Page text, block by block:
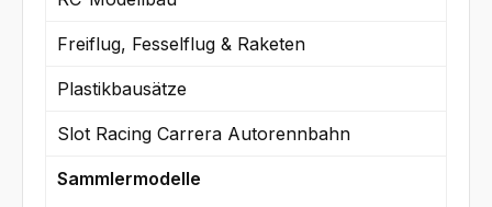
Freiflug, Fesselflug & Raketen
Plastikbausätze
Slot Racing Carrera Autorennbahn
Sammlermodelle